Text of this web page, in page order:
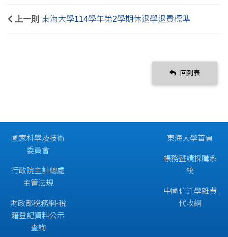
上一則 東海大學114學年第2學期休退學退費標準
回列表
國家科學及技術
委員會
行政院主計總處
主管法規
財政部稅務網-稅
籍登記資料公示
查詢
東海大學首頁
帳務暨請採購系
統
中國信託學雜費
代收網